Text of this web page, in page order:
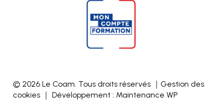
© 2026 Le Coam. Tous droits réservés ｜ Gestion des
cookies ｜ Développement : Maintenance WP